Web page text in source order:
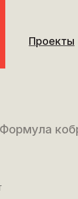
Проекты
Формула